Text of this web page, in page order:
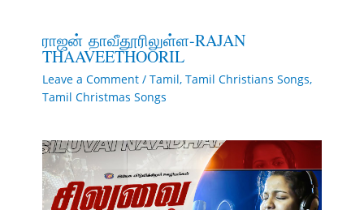
ராஜன் தாவீதூரிலுள்ள-RAJAN
THAAVEETHOORIL
Leave a Comment / Tamil, Tamil Christians Songs,
Tamil Christmas Songs